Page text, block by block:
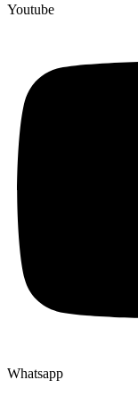
Youtube
Whatsapp